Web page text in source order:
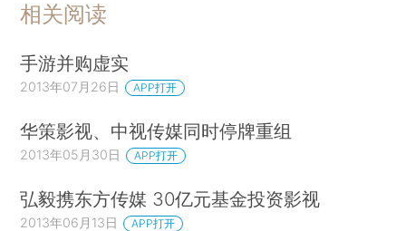
相关阅读
手游并购虚实
2013年07月26日 APP打开
华策影视、中视传媒同时停牌重组
2013年05月30日 APP打开
弘毅携东方传媒 30亿元基金投资影视
2013年06月13日 APP打开